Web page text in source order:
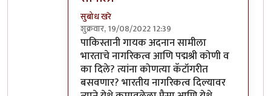
सुबोध खरे
शुक्रवार, 19/08/2022 12:39
In reply toदुर्दैवाने याच जपु लोकाना
पाकिस्तानी गायक अदनान सामीला
भारताचे नागरिकत्व आणि पद्मश्री कोणी व
का दिले? त्यांना कोणत्या कॅटॉगरीत
बसवणार? भारतीय नागरिकत्व दिल्यावर